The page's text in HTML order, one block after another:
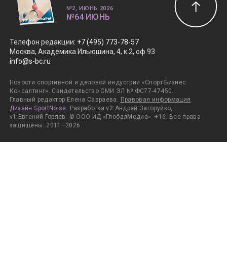
Телефон редакции: +7 (495) 773-78-57
Москва, Академика Ильюшина, 4, к.2, оф.93
info@s-bc.ru
Новости спортивной и деловой индустрии «Спорт Бизнес
Консалтинг». Свидетельство СМИ ЭЛ № ФС77-47450.
Главный редактор Елена Савраева. Правовая информация.
Дизайн SportNoise. Разработка v2:Андрей Загоруйко,
v1:Евгений Горяев. © ООО ИД «ГлобалМедиа». +16. Все права
защищены. 2011–2026.
№2, ИЮНЬ 2026
№64 ИЮНЬ